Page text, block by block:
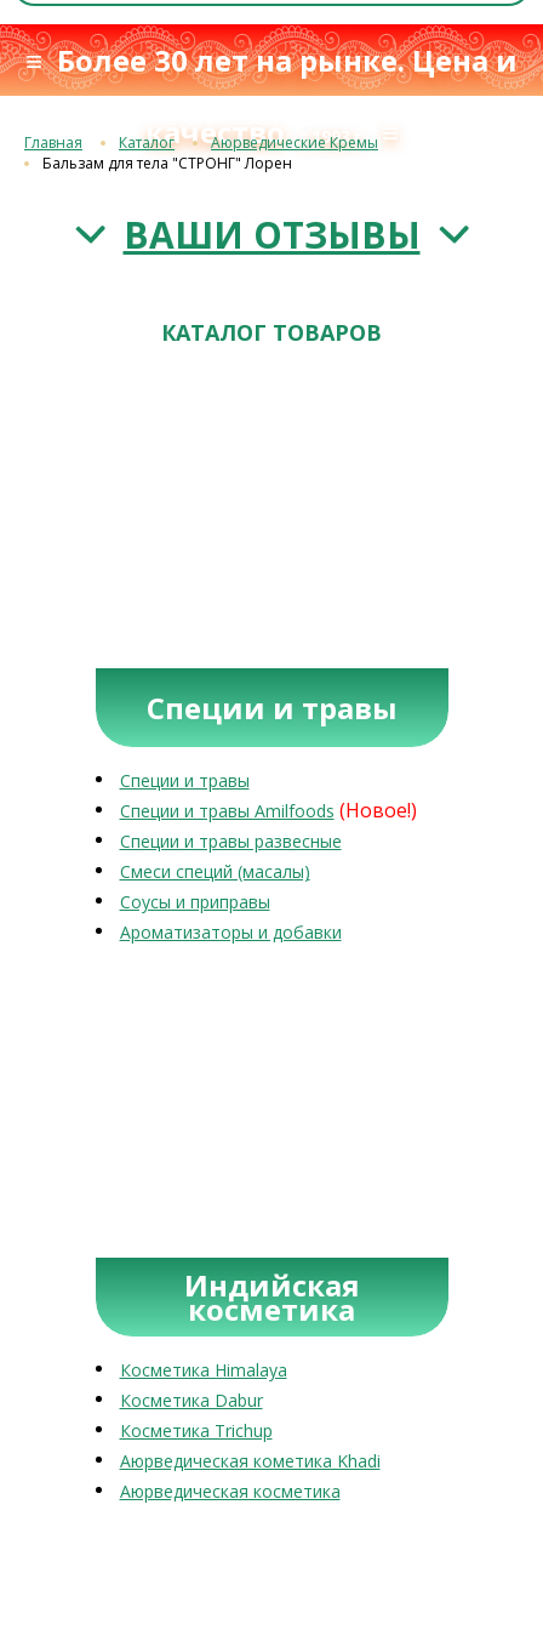
≡ Более 30 лет на рынке. Цена и
качествос 1993 г.≡
Главная Каталог
Аюрведические Кремы
Бальзам для тела "СТРОНГ" Лорен
ВАШИ ОТЗЫВЫ
КАТАЛОГ ТОВАРОВ
Специи и травы
Специи и травы
Специи и травы Amilfoods (Новое!)
Специи и травы развесные
Смеси специй (масалы)
Соусы и приправы
Ароматизаторы и добавки
Индийская
косметика
Косметика Himalaya
Косметика Dabur
Косметика Trichup
Аюрведическая кометика Khadi
Аюрведическая косметика